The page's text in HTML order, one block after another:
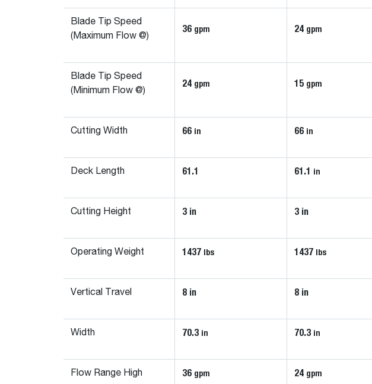
Blade Tip Speed
(Maximum Flow @)
36 gpm 24 gpm
Blade Tip Speed
(Minimum Flow @)
24 gpm 15 gpm
Cutting Width 66 in 66 in
Deck Length 61.1 61.1 in
Cutting Height 3 in 3 in
Operating Weight 1437 lbs 1437 lbs
Vertical Travel 8 in 8 in
Width 70.3 in 70.3 in
Flow Range High 36 gpm 24 gpm